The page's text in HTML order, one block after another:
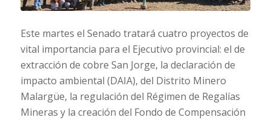
Este martes el Senado tratará cuatro proyectos de
vital importancia para el Ejecutivo provincial: el de
extracción de cobre San Jorge, la declaración de
impacto ambiental (DAIA), del Distrito Minero
Malargüe, la regulación del Régimen de Regalías
Mineras y la creación del Fondo de Compensación